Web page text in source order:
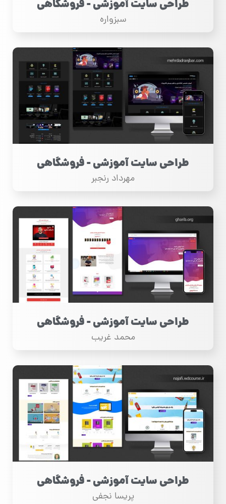
طراحی سایت آموزشی - فروشگاهی
سبزواره
طراحی سایت آموزشی - فروشگاهی
مهرداد رنجبر
طراحی سایت آموزشی - فروشگاهی
محمد غریب
طراحی سایت آموزشی - فروشگاهی
پریسا نجفی